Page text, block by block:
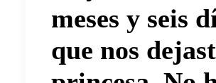
meses y seis
que nos